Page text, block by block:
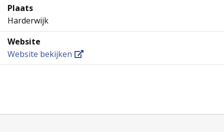
Plaats
Harderwijk
Website
Website bekijken